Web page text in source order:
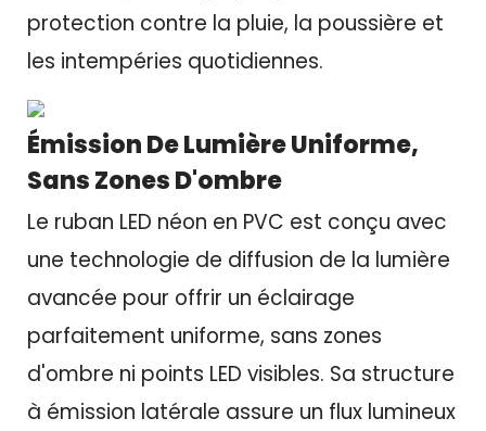
protection contre la pluie, la poussière et
les intempéries quotidiennes.
Émission De Lumière Uniforme,
Sans Zones D'ombre
Le ruban LED néon en PVC est conçu avec
une technologie de diffusion de la lumière
avancée pour offrir un éclairage
parfaitement uniforme, sans zones
d'ombre ni points LED visibles. Sa structure
à émission latérale assure un flux lumineux